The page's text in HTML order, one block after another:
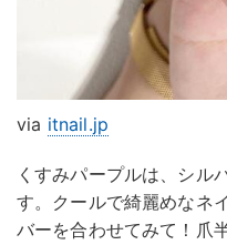
via itnail.jp
くすみパープルは、シル
す。クールで綺麗めなネ
バーを合わせてみて！爪